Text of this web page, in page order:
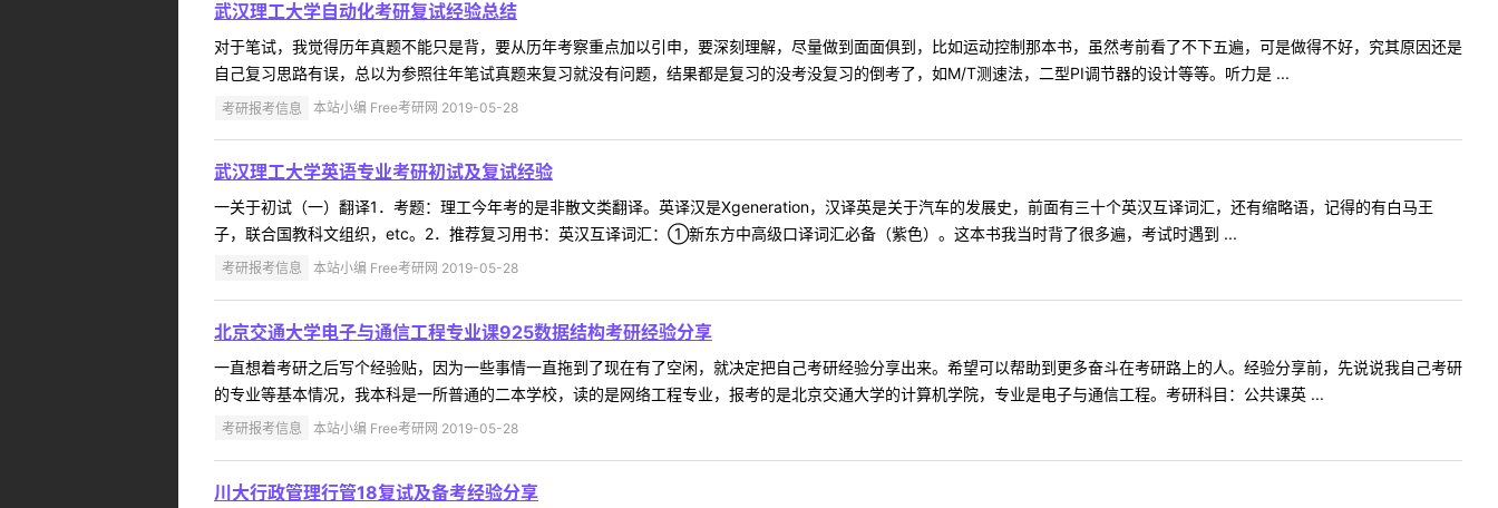
武汉理工大学自动化考研复试经验总结
对于笔试，我觉得历年真题不能只是背，要从历年考察重点加以引申，要深刻理解，尽量做到面面俱到，比如运动控制那本书，虽然考前看了不下五遍，可是做得不好，究其原因还是
自己复习思路有误，总以为参照往年笔试真题来复习就没有问题，结果都是复习的没考没复习的倒考了，如M/T测速法，二型PI调节器的设计等等。听力是 ...
考研报考信息 本站小编 Free考研网 2019-05-28
武汉理工大学英语专业考研初试及复试经验
一关于初试（一）翻译1．考题：理工今年考的是非散文类翻译。英译汉是Xgeneration，汉译英是关于汽车的发展史，前面有三十个英汉互译词汇，还有缩略语，记得的有白马王
子，联合国教科文组织，etc。2．推荐复习用书：英汉互译词汇：①新东方中高级口译词汇必备（紫色）。这本书我当时背了很多遍，考试时遇到 ...
考研报考信息 本站小编 Free考研网 2019-05-28
北京交通大学电子与通信工程专业课925数据结构考研经验分享
一直想着考研之后写个经验贴，因为一些事情一直拖到了现在有了空闲，就决定把自己考研经验分享出来。希望可以帮助到更多奋斗在考研路上的人。经验分享前，先说说我自己考研
的专业等基本情况，我本科是一所普通的二本学校，读的是网络工程专业，报考的是北京交通大学的计算机学院，专业是电子与通信工程。考研科目：公共课英 ...
考研报考信息 本站小编 Free考研网 2019-05-28
川大行政管理行管18复试及备考经验分享